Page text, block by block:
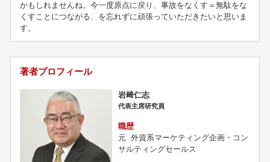
かもしれませんね。今一度原点に戻り、事故をなくす＝無駄をな
くすことにつながる、を忘れずに頑張っていただきたいと思いま
す。
著者プロフィール
岩﨑仁志
代表主席研究員
職歴
元外資系マーケティング企画・コン
サルティングセールス